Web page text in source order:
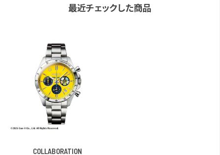
最近チェックした商品
COLLABORATION